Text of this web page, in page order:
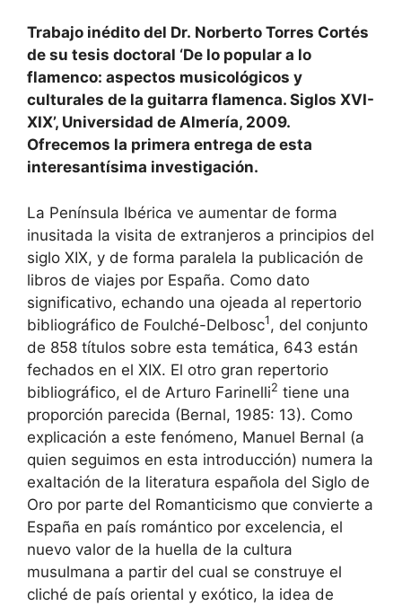
Trabajo inédito del Dr. Norberto Torres Cortés
de su tesis doctoral ‘De lo popular a lo
flamenco: aspectos musicológicos y
culturales de la guitarra flamenca. Siglos XVI-
XIX’, Universidad de Almería, 2009.
Ofrecemos la primera entrega de esta
interesantísima investigación.
La Península Ibérica ve aumentar de forma
inusitada la visita de extranjeros a principios del
siglo XIX, y de forma paralela la publicación de
libros de viajes por España. Como dato
significativo, echando una ojeada al repertorio
bibliográfico de Foulché-Delbosc1, del conjunto
de 858 títulos sobre esta temática, 643 están
fechados en el XIX. El otro gran repertorio
bibliográfico, el de Arturo Farinelli2 tiene una
proporción parecida (Bernal, 1985: 13). Como
explicación a este fenómeno, Manuel Bernal (a
quien seguimos en esta introducción) numera la
exaltación de la literatura española del Siglo de
Oro por parte del Romanticismo que convierte a
España en país romántico por excelencia, el
nuevo valor de la huella de la cultura
musulmana a partir del cual se construye el
cliché de país oriental y exótico, la idea de